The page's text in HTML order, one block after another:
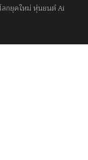
ลกยุคใหม่ หุ่นยนต์ Ai